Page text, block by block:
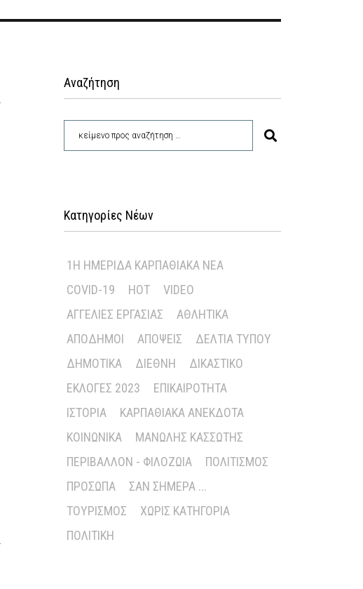
Αναζήτηση
Κατηγορίες Νέων
1Η ΗΜΕΡΊΔΑ ΚΑΡΠΑΘΙΑΚΆ ΝΈΑ
COVID-19
HOT
VIDEO
ΑΓΓΕΛΊΕΣ ΕΡΓΑΣΊΑΣ
ΑΘΛΗΤΙΚΆ
ΑΠΌΔΗΜΟΙ
ΑΠΌΨΕΙΣ
ΔΕΛΤΊΑ ΤΎΠΟΥ
ΔΗΜΟΤΙΚΆ
ΔΙΕΘΝΉ
ΔΙΚΑΣΤΙΚΌ
ΕΚΛΟΓΈΣ 2023
ΕΠΙΚΑΙΡΌΤΗΤΑ
ΙΣΤΟΡΊΑ
ΚΑΡΠΑΘΙΑΚΆ ΑΝΈΚΔΟΤΑ
ΚΟΙΝΩΝΙΚΆ
ΜΑΝΏΛΗΣ ΚΑΣΣΏΤΗΣ
ΠΕΡΙΒΆΛΛΟΝ - ΦΙΛΟΖΩΊΑ
ΠΟΛΙΤΙΣΜΌΣ
ΠΡΌΣΩΠΑ
ΣΑΝ ΣΉΜΕΡΑ ...
ΤΟΥΡΙΣΜΌΣ
ΧΩΡΊΣ ΚΑΤΗΓΟΡΊΑ
ΠΟΛΙΤΙΚΉ